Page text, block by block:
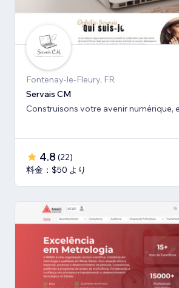
Fontenay-le-Fleury, FR
Servais CM
Construisons votre avenir numérique,
4.8 (22)
料金：$50 より